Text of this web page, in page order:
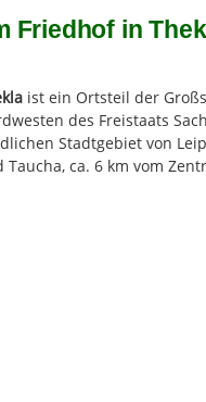
Friedhof in
ist ein Ortsteil der
des Freistaats
Stadtgebiet von
Taucha, ca. 6 km vom